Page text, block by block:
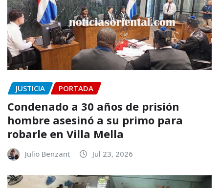
JUSTICIA PORTADA
Condenado a 30 años de prisión
hombre asesinó a su primo para
robarle en Villa Mella
Julio Benzant Jul 23, 2026